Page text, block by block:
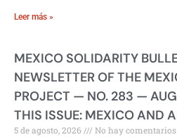
Leer más »
MEXICO SOLIDARITY
NEWSLETTER OF THE
PROJECT — NO. 283 —
THIS ISSUE: MEXICO AND
5 de agosto, 2026 No hay comentarios